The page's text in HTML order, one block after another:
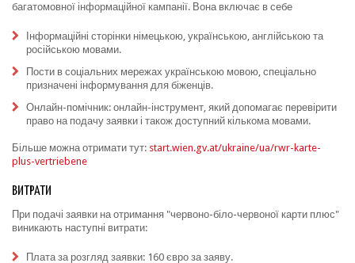
багатомовної інформаційної кампанії. Вона включає в себе
Інформаційні сторінки німецькою, українською, англійською та
російською мовами.
Пости в соціальних мережах українською мовою, спеціально
призначені інформування для біженців.
Онлайн-помічник: онлайн-інструмент, який допомагає перевірити
право на подачу заявки і також доступний кількома мовами.
Більше можна отримати тут: start.wien.gv.at/ukraine/ua/rwr-karte-
plus-vertriebene
ВИТРАТИ
При подачі заявки на отримання "червоно-біло-червоної карти плюс"
виникають наступні витрати:
Плата за розгляд заявки: 160 євро за заяву.